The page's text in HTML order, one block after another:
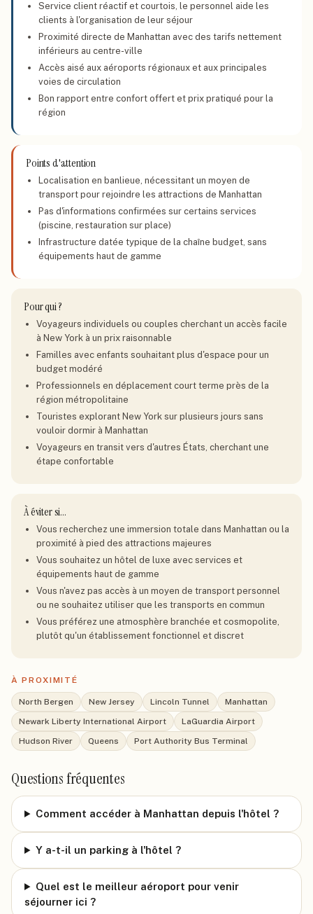
Service client réactif et courtois, le personnel aide les
clients à l'organisation de leur séjour
Proximité directe de Manhattan avec des tarifs nettement
inférieurs au centre-ville
Accès aisé aux aéroports régionaux et aux principales
voies de circulation
Bon rapport entre confort offert et prix pratiqué pour la
région
Points d'attention
Localisation en banlieue, nécessitant un moyen de
transport pour rejoindre les attractions de Manhattan
Pas d'informations confirmées sur certains services
(piscine, restauration sur place)
Infrastructure datée typique de la chaîne budget, sans
équipements haut de gamme
Pour qui ?
Voyageurs individuels ou couples cherchant un accès facile
à New York à un prix raisonnable
Familles avec enfants souhaitant plus d'espace pour un
budget modéré
Professionnels en déplacement court terme près de la
région métropolitaine
Touristes explorant New York sur plusieurs jours sans
vouloir dormir à Manhattan
Voyageurs en transit vers d'autres États, cherchant une
étape confortable
À éviter si…
Vous recherchez une immersion totale dans Manhattan ou la
proximité à pied des attractions majeures
Vous souhaitez un hôtel de luxe avec services et
équipements haut de gamme
Vous n'avez pas accès à un moyen de transport personnel
ou ne souhaitez utiliser que les transports en commun
Vous préférez une atmosphère branchée et cosmopolite,
plutôt qu'un établissement fonctionnel et discret
À PROXIMITÉ
North Bergen New Jersey Lincoln Tunnel
Manhattan
Newark Liberty International Airport
LaGuardia Airport
Hudson River
Queens Port Authority Bus Terminal
Questions fréquentes
Comment accéder à Manhattan depuis l'hôtel ?
Y a-t-il un parking à l'hôtel ?
Quel est le meilleur aéroport pour venir
séjourner ici ?